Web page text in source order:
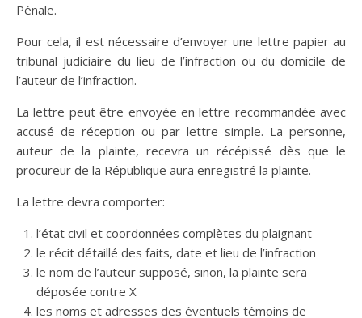
Pénale.
Pour cela, il est nécessaire d’envoyer une lettre papier au
tribunal judiciaire du lieu de l’infraction ou du domicile de
l’auteur de l’infraction.
La lettre peut être envoyée en lettre recommandée avec
accusé de réception ou par lettre simple. La personne,
auteur de la plainte, recevra un récépissé dès que le
procureur de la République aura enregistré la plainte.
La lettre devra comporter:
l’état civil et coordonnées complètes du plaignant
le récit détaillé des faits, date et lieu de l’infraction
le nom de l’auteur supposé, sinon, la plainte sera
déposée contre X
les noms et adresses des éventuels témoins de